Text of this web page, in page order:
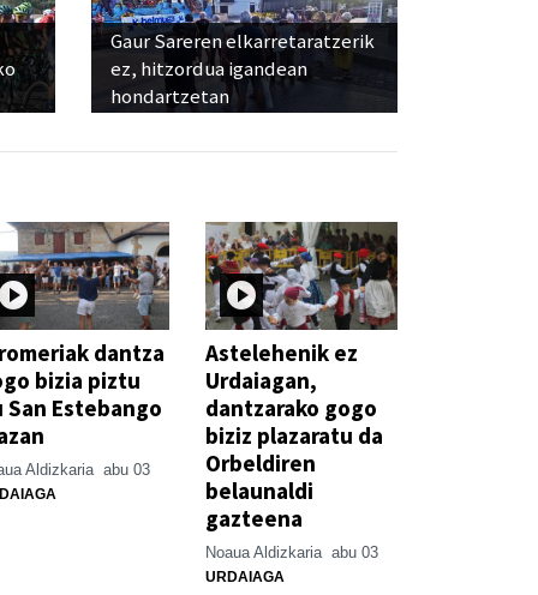
Gaur Sareren elkarretaratzerik
ez, hitzordua igandean
hondartzetan
dantza
bizia piztu
San Estebango
Aldizkaria abu 03
Astelehenik ez
Urdaiagan,
dantzarako gogo
biziz plazaratu da
Orbeldiren
belaunaldi
gazteena
Noaua Aldizkaria abu 03
URDAIAGA